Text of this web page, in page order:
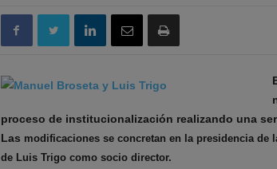
proceso de institucionalización realizando una
Las modificaciones se concretan en la presidencia de
de Luis Trigo como socio director.